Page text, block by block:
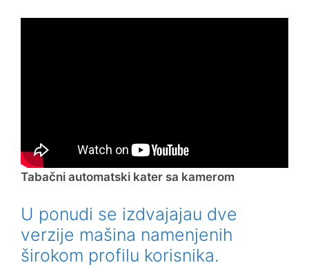
Tabačni automatski kater sa kamerom
U ponudi se izdvajajau dve
verzije mašina namenjenih
širokom profilu korisnika.